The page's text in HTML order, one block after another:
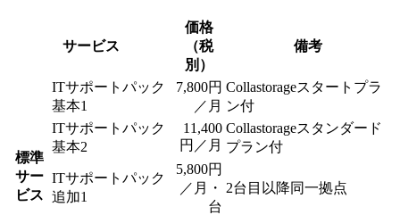
サービス
価格
（税
別）
備考
標準
サー
ビス
ITサポートパック
基本1
7,800円
／月
Collastorageスタートプラ
ン付
ITサポートパック
基本2
11,400
円／月
Collastorageスタンダード
プラン付
ITサポートパック
追加1
5,800円
／月・
台
2台目以降同一拠点